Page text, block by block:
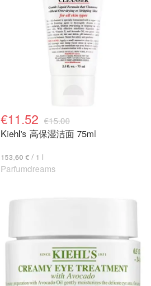
€11.52 €15.00
Kiehl's 高保湿洁面 75ml
153,60 € / 1 l
Parfumdreams